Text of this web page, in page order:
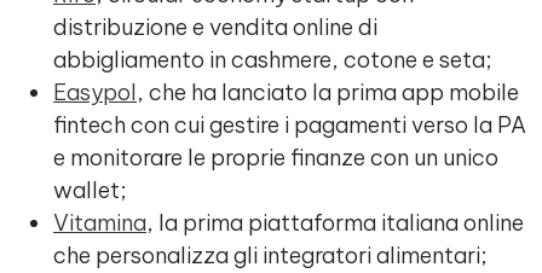
distribuzione e vendita online di
abbigliamento in cashmere, cotone e seta;
Easypol, che ha lanciato la prima app mobile
fintech con cui gestire i pagamenti verso la PA
e monitorare le proprie finanze con un unico
wallet;
Vitamina, la prima piattaforma italiana online
che personalizza gli integratori alimentari;